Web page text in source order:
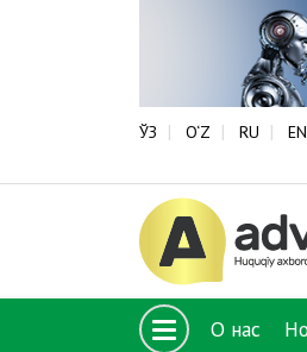
ЎЗ O‘Z RU EN
О нас